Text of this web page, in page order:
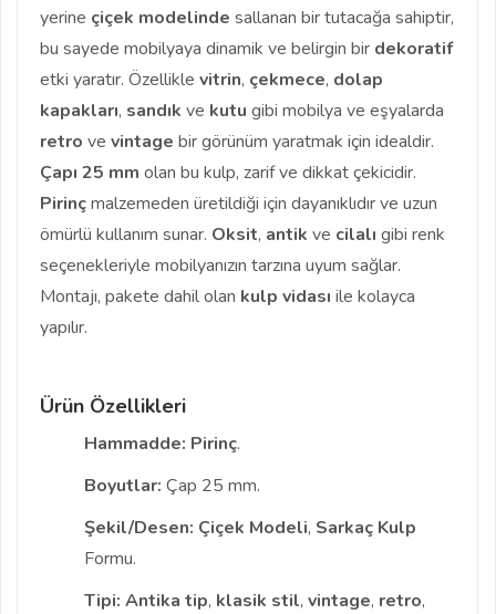
yerine çiçek modelinde sallanan bir tutacağa sahiptir,
bu sayede mobilyaya dinamik ve belirgin bir dekoratif
etki yaratır. Özellikle vitrin, çekmece, dolap
kapakları, sandık ve kutu gibi mobilya ve eşyalarda
retro ve vintage bir görünüm yaratmak için idealdir.
Çapı 25 mm olan bu kulp, zarif ve dikkat çekicidir.
Pirinçmalzemeden üretildiği için dayanıklıdır ve uzun
ömürlü kullanım sunar. Oksit, antik ve cilalı gibi renk
seçenekleriyle mobilyanızın tarzına uyum sağlar.
Montajı, pakete dahil olan kulp vidası ile kolayca
yapılır.
Ürün Özellikleri
Hammadde: Pirinç.
Boyutlar: Çap 25 mm.
Şekil/Desen: Çiçek Modeli, Sarkaç Kulp
Formu.
Tipi: Antika tip, klasik stil, vintage, retro,